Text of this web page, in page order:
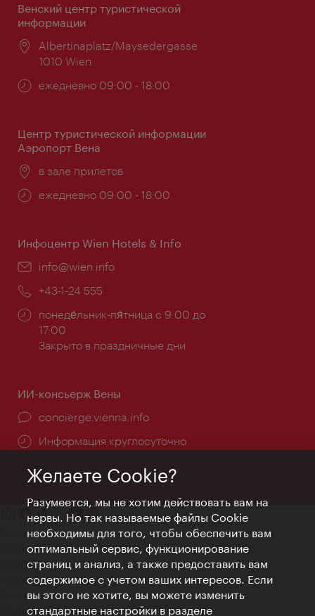
Венский центр туристической
информации
Расположение:
Albertinaplatz/Maysedergasse
1010 Wien
Часы
ежедневно 09:00 - 18:00
Центр туристической информации
Аэропорт Вена
Расположение:
в зале прилетов
Часы
ежедневно 09:00 - 18:00
Инфоцентр Wien Hotels & Info
Эл.
info@wien.info
Телефон:
+43-1-24 555
Часы
работы:
понеде́льник-пя́тница с 9:00 до
17:00
Закрыто в праздничные дни
ИИ-консьерж Вены
concierge.vienna.info
Информация круглосуточно
Контакт
Credits
Положение о конфиденциальности
Terms of Use
Доступность
Контакты для прессы
Желаете Cookie?
Разумеется, мы не хотим действовать вам на
нервы. Но так называемые файлы Cookie
необходимы для того, чтобы обеспечить вам
оптимальный сервис, функционирование
страниц и анализ, а также предоставить вам
содержимое с учетом ваших интересов. Если
вы этого не хотите, вы можете изменить
стандартные настройки в разделе